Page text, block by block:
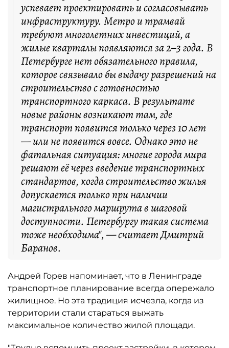
успевает проектировать и согласовывать
инфраструктуру. Метро и трамвай
требуют многолетних инвестиций, а
жилые кварталы появляются за 2–3 года. В
Петербурге нет обязательного правила,
которое связывало бы выдачу разрешений на
строительство с готовностью
транспортного каркаса. В результате
новые районы возникают там, где
транспорт появится только через 10 лет
— или не появится вовсе. Однако это не
фатальная ситуация: многие города мира
решают её через введение транспортных
стандартов, когда строительство жилья
допускается только при наличии
магистрального маршрута в шаговой
доступности. Петербургу такая система
тоже необходима", — считает Дмитрий
Баранов.
Андрей Горев напоминает, что в Ленинграде
транспортное планирование всегда опережало
жилищное. Но эта традиция исчезла, когда из
территории стали стараться выжать
максимальное количество жилой площади.